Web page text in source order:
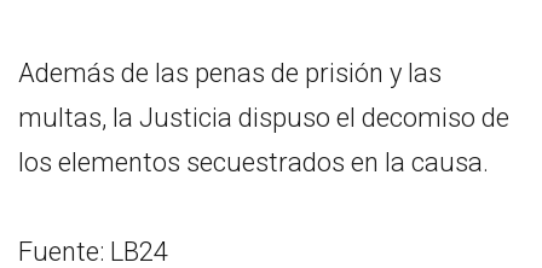
Además de las penas de prisión y las
multas, la Justicia dispuso el decomiso de
los elementos secuestrados en la causa.
Fuente: LB24